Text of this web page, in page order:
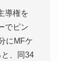
導権を
でピン
にMFケ
、同34